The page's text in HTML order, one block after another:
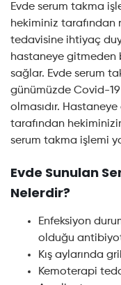
Evde serum takma
hekiminiz tarafından
tedavisine ihtiyaç
hastaneye gitmeden
sağlar. Evde serum
günümüzde Covid-19
olmasıdır.
tarafından
serum takma işlemi
Evde Sunulan
Nelerdir?
Enfeksiyon
olduğu
Kış aylarında
Kemoterapi